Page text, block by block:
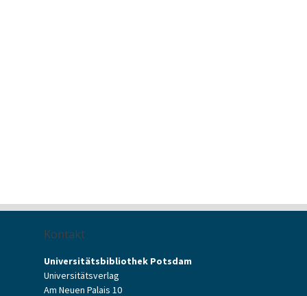
Kontakt
Universitätsbibliothek Potsdam
Universitätsverlag
Am Neuen Palais 10